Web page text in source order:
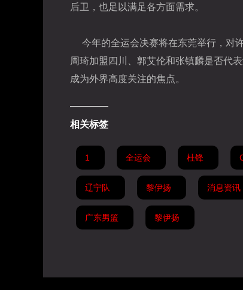
后卫，也足以满足各方面需求。
今年的全运会决赛将在东莞举行，对
周琦加盟四川、郭艾伦和张镇麟是否代
成为外界高度关注的焦点。
相关标签
1 全运会 杜锋
辽宁队 黎伊扬 消息资讯
广东男篮 黎伊扬